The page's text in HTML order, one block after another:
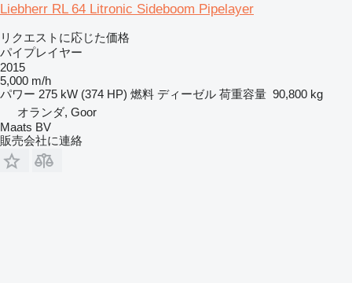
Liebherr RL 64 Litronic Sideboom Pipelayer
リクエストに応じた価格
パイプレイヤー
2015
5,000 m/h
パワー 275 kW (374 HP) 燃料 ディーゼル 荷重容量 90,800 kg
オランダ, Goor
Maats BV
販売会社に連絡